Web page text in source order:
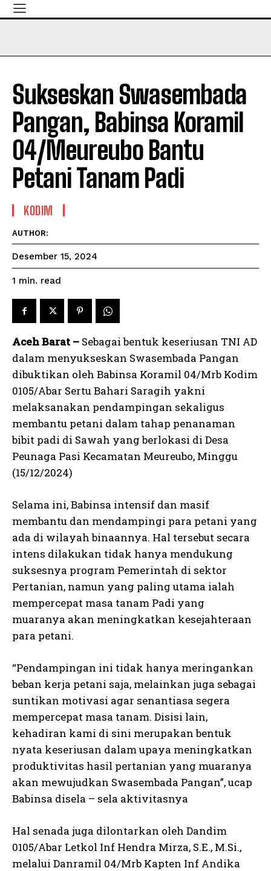
Sukseskan Swasembada
Pangan, Babinsa Koramil
04/Meureubo Bantu
Petani Tanam Padi
KODIM
AUTHOR:
Desember 15, 2024
1 min. read
Aceh Barat – Sebagai bentuk keseriusan TNI AD
dalam menyukseskan Swasembada Pangan
dibuktikan oleh Babinsa Koramil 04/Mrb Kodim
0105/Abar Sertu Bahari Saragih yakni
melaksanakan pendampingan sekaligus
membantu petani dalam tahap penanaman
bibit padi di Sawah yang berlokasi di Desa
Peunaga Pasi Kecamatan Meureubo, Minggu
(15/12/2024)
Selama ini, Babinsa intensif dan masif
membantu dan mendampingi para petani yang
ada di wilayah binaannya. Hal tersebut secara
intens dilakukan tidak hanya mendukung
suksesnya program Pemerintah di sektor
Pertanian, namun yang paling utama ialah
mempercepat masa tanam Padi yang
muaranya akan meningkatkan kesejahteraan
para petani.
“Pendampingan ini tidak hanya meringankan
beban kerja petani saja, melainkan juga sebagai
suntikan motivasi agar senantiasa segera
mempercepat masa tanam. Disisi lain,
kehadiran kami di sini merupakan bentuk
nyata keseriusan dalam upaya meningkatkan
produktivitas hasil pertanian yang muaranya
akan mewujudkan Swasembada Pangan”, ucap
Babinsa disela – sela aktivitasnya
Hal senada juga dilontarkan oleh Dandim
0105/Abar Letkol Inf Hendra Mirza, S.E., M.Si.,
melalui Danramil 04/Mrb Kapten Inf Andika